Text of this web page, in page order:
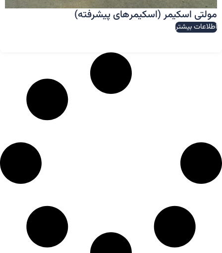
مولتی اسکیمر (اسکیمر‌های پیشرفته)
اطلاعات بیشتر